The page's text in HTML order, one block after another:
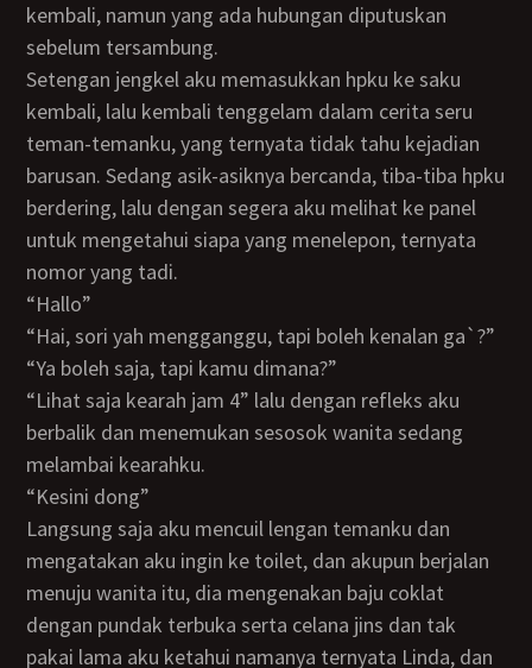
kembali, namun yang ada hubungan diputuskan
sebelum tersambung.
Setengan jengkel aku memasukkan hpku ke saku
kembali, lalu kembali tenggelam dalam cerita seru
teman-temanku, yang ternyata tidak tahu kejadian
barusan. Sedang asik-asiknya bercanda, tiba-tiba hpku
berdering, lalu dengan segera aku melihat ke panel
untuk mengetahui siapa yang menelepon, ternyata
nomor yang tadi.
“Hallo”
“Hai, sori yah mengganggu, tapi boleh kenalan ga`?”
“Ya boleh saja, tapi kamu dimana?”
“Lihat saja kearah jam 4” lalu dengan refleks aku
berbalik dan menemukan sesosok wanita sedang
melambai kearahku.
“Kesini dong”
Langsung saja aku mencuil lengan temanku dan
mengatakan aku ingin ke toilet, dan akupun berjalan
menuju wanita itu, dia mengenakan baju coklat
dengan pundak terbuka serta celana jins dan tak
pakai lama aku ketahui namanya ternyata Linda, dan